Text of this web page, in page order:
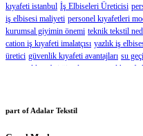
kıyafeti istanbul İş Elbiseleri Üreticisi
iş elbisesi maliyeti personel kıyafetleri
kurumsal giyimin önemi teknik tekstil
cation iş kıyafeti imalatçısı yazlık iş
üretici güvenlik kıyafeti avantajları su
personel kıyafeti üimalatı
personel
üniforma üretimi promosyon tekstil fiyatları
tasarımı
part of Adalar Tekstil